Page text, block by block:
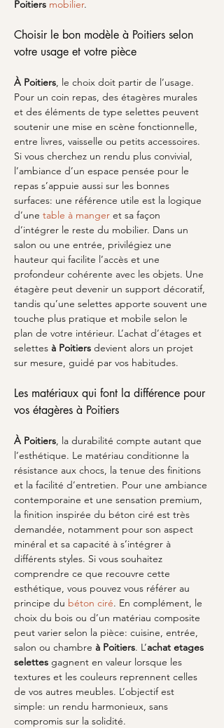
Poitiers mobilier.
Choisir le bon modèle à Poitiers selon
votre usage et votre pièce
À Poitiers, le choix doit partir de l’usage.
Pour un coin repas, des étagères murales
et des éléments de type selettes peuvent
soutenir une mise en scène fonctionnelle,
entre livres, vaisselle ou petits accessoires.
Si vous cherchez un rendu plus convivial,
l’ambiance d’un espace pensée pour le
repas s’appuie aussi sur les bonnes
surfaces: une référence utile est la logique
d’une table à manger et sa façon
d’intégrer le reste du mobilier. Dans un
salon ou une entrée, privilégiez une
hauteur qui facilite l’accès et une
profondeur cohérente avec les objets. Une
étagère peut devenir un support décoratif,
tandis qu’une selettes apporte souvent une
touche plus pratique et mobile selon le
plan de votre intérieur. L’achat d’étages et
selettes à Poitiers devient alors un projet
sur mesure, guidé par vos habitudes.
Les matériaux qui font la différence pour
vos étagères à Poitiers
À Poitiers, la durabilité compte autant que
l’esthétique. Le matériau conditionne la
résistance aux chocs, la tenue des finitions
et la facilité d’entretien. Pour une ambiance
contemporaine et une sensation premium,
la finition inspirée du béton ciré est très
demandée, notamment pour son aspect
minéral et sa capacité à s’intégrer à
différents styles. Si vous souhaitez
comprendre ce que recouvre cette
esthétique, vous pouvez vous référer au
principe du béton ciré. En complément, le
choix du bois ou d’un matériau composite
peut varier selon la pièce: cuisine, entrée,
salon ou chambre à Poitiers. L’achat etages
selettes gagnent en valeur lorsque les
textures et les couleurs reprennent celles
de vos autres meubles. L’objectif est
simple: un rendu harmonieux, sans
compromis sur la solidité.